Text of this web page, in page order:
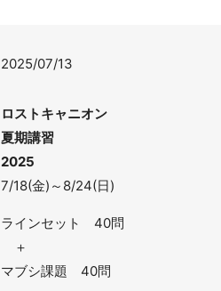
2025/07/13
ロストキャニオン
夏期講習
2025
7/18(金)～8/24(日)
ラインセット 40問
＋
マブシ課題 40問